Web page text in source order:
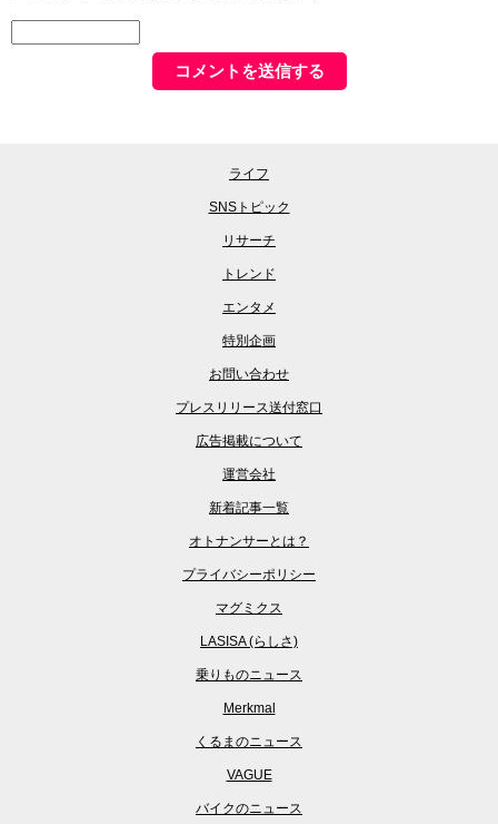
ライフ
SNSトピック
リサーチ
トレンド
エンタメ
特別企画
お問い合わせ
プレスリリース送付窓口
広告掲載について
運営会社
新着記事一覧
オトナンサーとは？
プライバシーポリシー
マグミクス
LASISA (らしさ)
乗りものニュース
Merkmal
くるまのニュース
VAGUE
バイクのニュース